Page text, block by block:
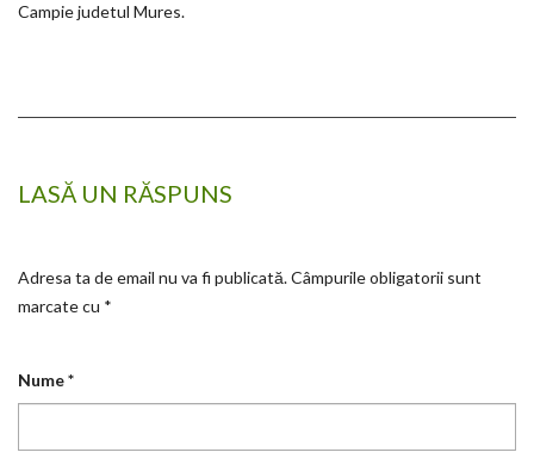
Campie judetul Mures.
LASĂ UN RĂSPUNS
Adresa ta de email nu va fi publicată.Câmpurile obligatorii sunt
marcate cu *
Nume*